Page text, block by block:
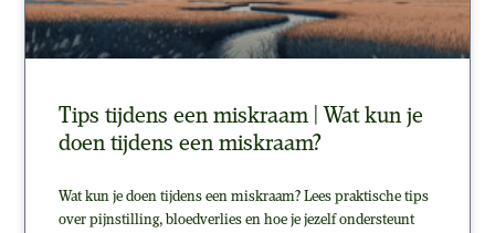
Tips tijdens een miskraam | Wat kun je
doen tijdens een miskraam?
Wat kun je doen tijdens een miskraam? Lees praktische tips
over pijnstilling, bloedverlies en hoe je jezelf ondersteunt